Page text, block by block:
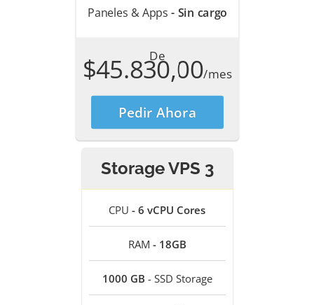
Paneles & Apps - Sin cargo
De
$45.830,00/mes
Pedir Ahora
Storage VPS 3
CPU - 6 vCPU Cores
RAM - 18GB
1000 GB - SSD Storage